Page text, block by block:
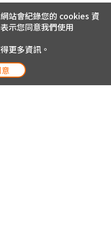
站會紀錄您的 cookies 資
示您同意我們使用
更多資訊。